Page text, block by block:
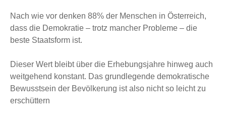
Nach wie vor denken 88% der Menschen in Österreich,
dass die Demokratie – trotz mancher Probleme – die
beste Staatsform ist.
Dieser Wert bleibt über die Erhebungsjahre hinweg auch
weitgehend konstant. Das grundlegende demokratische
Bewusstsein der Bevölkerung ist also nicht so leicht zu
erschüttern